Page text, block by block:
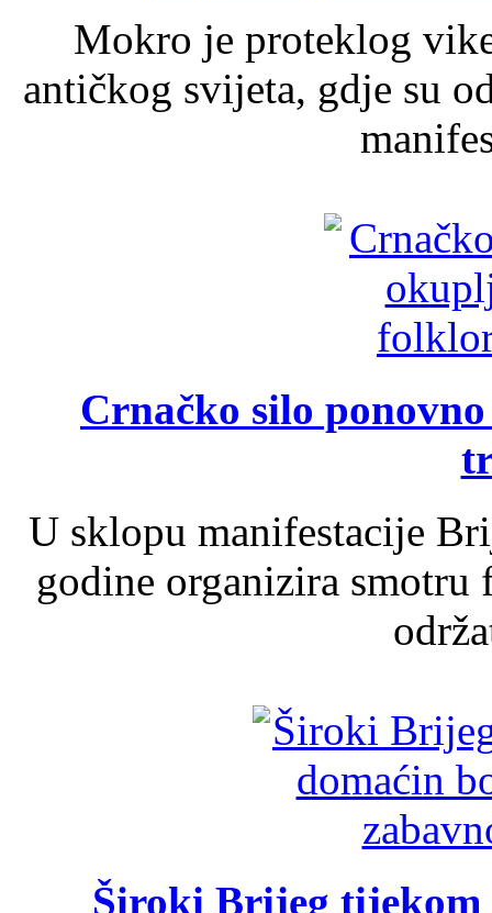
Mokro je proteklog
antičkog svijeta, gdje su
Crnačko silo
U sklopu manifestacije
godine organizira
Široki Brijeg tijekom